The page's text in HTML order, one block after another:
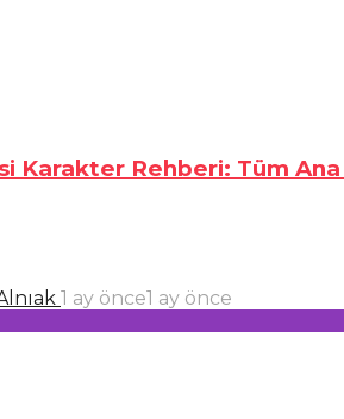
Karakter Rehberi: Tüm
1 ay önce1 ay önce